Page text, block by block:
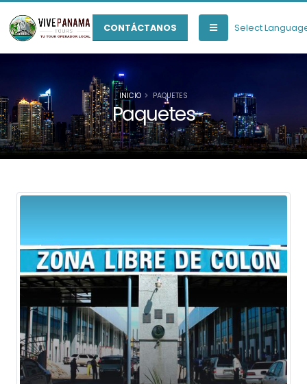
CONTÁCTANOS Select
Paquetes
INICIO PAQUETES